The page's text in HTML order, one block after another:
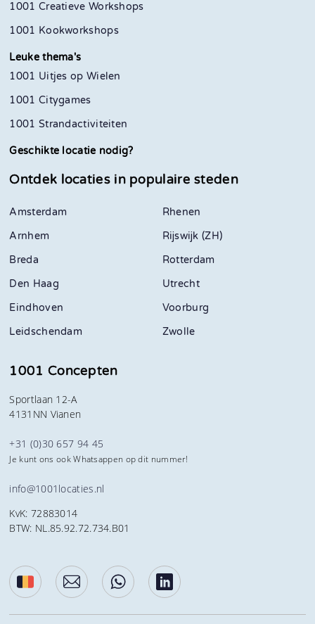
1001 Creatieve Workshops
1001 Kookworkshops
Leuke thema's
1001 Uitjes op Wielen
1001 Citygames
1001 Strandactiviteiten
Geschikte locatie nodig?
Ontdek locaties in populaire steden
Amsterdam
Arnhem
Breda
Den Haag
Eindhoven
Leidschendam
Rhenen
Rijswijk (ZH)
Rotterdam
Utrecht
Voorburg
Zwolle
1001 Concepten
Sportlaan 12-A
4131NN Vianen
+31 (0)30 657 94 45
Je kunt ons ook Whatsappen op dit nummer!
info@1001locaties.nl
KvK: 72883014
BTW: NL.85.92.72.734.B01